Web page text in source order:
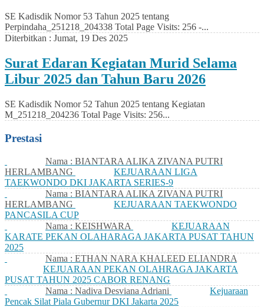
SE Kadisdik Nomor 53 Tahun 2025 tentang
Perpindaha_251218_204338 Total Page Visits: 256 -...
Diterbitkan : Jumat, 19 Des 2025
Surat Edaran Kegiatan Murid Selama
Libur 2025 dan Tahun Baru 2026
SE Kadisdik Nomor 52 Tahun 2025 tentang Kegiatan
M_251218_204236 Total Page Visits: 256...
Prestasi
Nama : BIANTARA ALIKA ZIVANA PUTRI
HERLAMBANG
KEJUARAAN LIGA
TAEKWONDO DKI JAKARTA SERIES-9
Nama : BIANTARA ALIKA ZIVANA PUTRI
HERLAMBANG
KEJUARAAN TAEKWONDO
PANCASILA CUP
Nama : KEISHWARA
KEJUARAAN
KARATE PEKAN OLAHARAGA JAKARTA PUSAT TAHUN
2025
Nama : ETHAN NARA KHALEED ELIANDRA
KEJUARAAN PEKAN OLAHRAGA JAKARTA
PUSAT TAHUN 2025 CABOR RENANG
Nama : Nadiva Desviana Adriani
Kejuaraan
Pencak Silat Piala Gubernur DKI Jakarta 2025